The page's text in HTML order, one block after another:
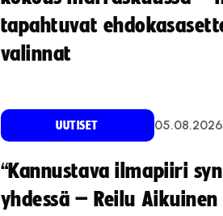
tapahtuvat
valinnat
UUTISET 05.08.2026
“Kannustava ilmapiiri
yhdessä – Reilu